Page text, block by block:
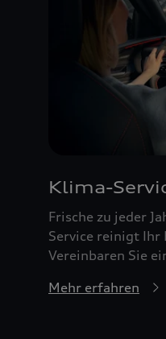
Klima-
Frische zu jeder
Service reinigt
Vereinbaren Sie
Mehr erfahren